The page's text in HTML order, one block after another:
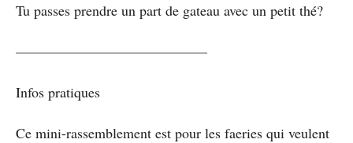
Tu passes prendre un part de gateau avec un petit thé?
—————————————–
Infos pratiques
Ce mini-rassemblement est pour les faeries qui veulent